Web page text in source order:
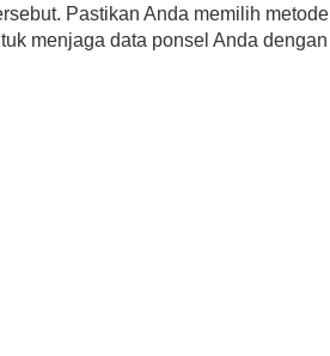
Pastikan Anda memilih metode
menjaga data ponsel Anda dengan